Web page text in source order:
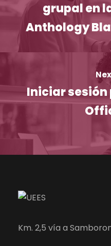
grupal en
Anthology
Iniciar sesión
Km. 2,5 vía a